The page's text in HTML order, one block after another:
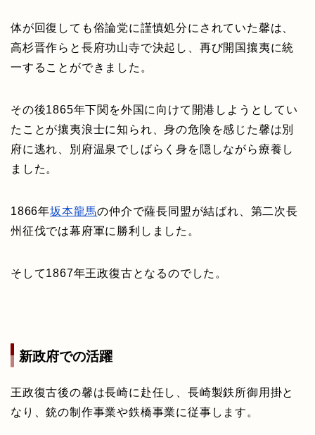
体が回復しても俗論党に謹慎処分にされていた馨は、
高杉晋作らと長府功山寺で決起し、再び開国攘夷に統
一することができました。
その後1865年下関を外国に向けて開港しようとしてい
たことが攘夷浪士に知られ、身の危険を感じた馨は別
府に逃れ、別府温泉でしばらく身を隠しながら療養し
ました。
1866年坂本龍馬の仲介で薩長同盟が結ばれ、第二次長
州征伐では幕府軍に勝利しました。
そして1867年王政復古となるのでした。
新政府での活躍
王政復古後の馨は長崎に赴任し、長崎製鉄所御用掛と
なり、銃の制作事業や鉄橋事業に従事します。